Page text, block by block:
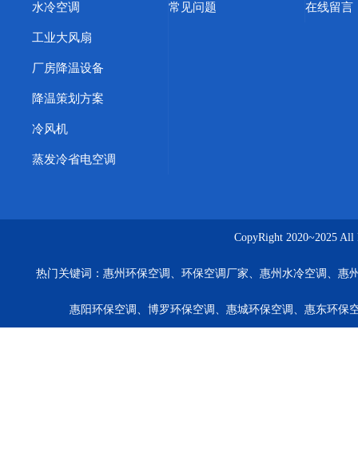
水冷空调
工业大风扇
厂房降温设备
降温策划方案
冷风机
蒸发冷省电空调
常见问题 在线留言
CopyRight 2020~2025
热门关键词： 惠州环保空调、环保空调厂家、惠州水冷空调、惠
惠阳环保空调、博罗环保空调、惠城环保空调、惠东环保